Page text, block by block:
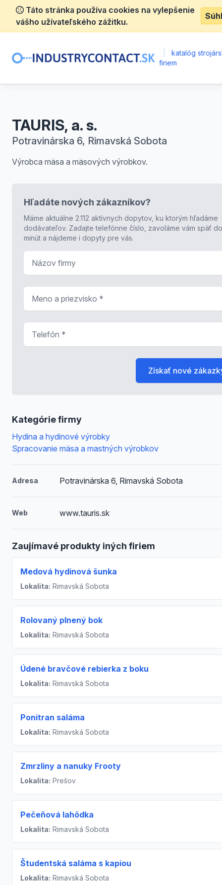
Táto stránka používa cookies na vylepšenie
vášho užívateľského zážitku.
katalóg
firiem
TAURIS, a. s.
Potravinárska 6, Rimavská Sobota
Výrobca mäsa a mäsových výrobkov.
Kategórie firmy
Hydina a hydinové výrobky
Spracovanie mäsa a mastných výrobkov
Adresa Potravinárska 6, Rimavská Sobota
Web www.tauris.sk
Zaujímavé produkty iných firiem
Medová hydinová šunka
Lokalita: Rimavská Sobota
Rolovaný plnený bok
Lokalita: Rimavská Sobota
Údené bravčové rebierka z boku
Lokalita: Rimavská Sobota
Ponitran saláma
Lokalita: Rimavská Sobota
Zmrzliny a nanuky Frooty
Lokalita: Prešov
Pečeňová lahôdka
Lokalita: Rimavská Sobota
Študentská saláma s kapiou
Lokalita: Rimavská Sobota
Hľadáte nových zákazníkov?
Máme aktuálne 2.112 aktívnych dopytov, ku ktorým hľadáme
dodávateľov. Zadajte telefónne číslo, zavoláme vám späť
minút a nájdeme i dopyty pre vás.
Získať nové